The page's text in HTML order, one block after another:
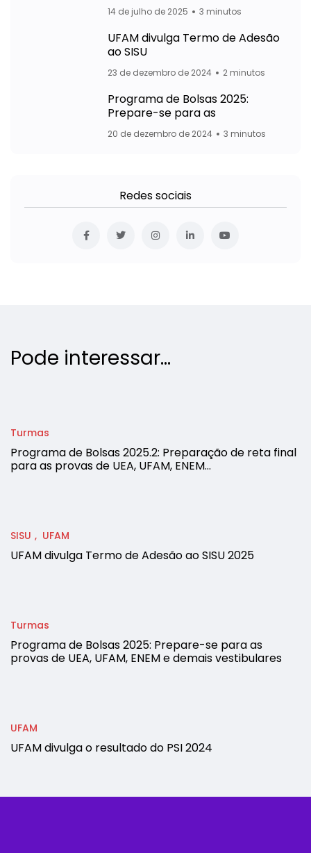
14 de julho de 2025 3 minutos
UFAM divulga Termo de Adesão
ao SISU
23 de dezembro de 2024 2 minutos
Programa de Bolsas 2025:
Prepare-se para as
20 de dezembro de 2024 3 minutos
Redes sociais
Pode interessar...
Turmas
Programa de Bolsas 2025.2: Preparação de reta final
para as provas de UEA, UFAM, ENEM…
SISU UFAM
UFAM divulga Termo de Adesão ao SISU 2025
Turmas
Programa de Bolsas 2025: Prepare-se para as
provas de UEA, UFAM, ENEM e demais vestibulares
UFAM
UFAM divulga o resultado do PSI 2024